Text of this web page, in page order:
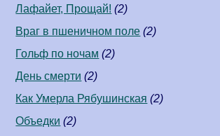
Лафайет, Прощай! (2)
Враг в пшеничном поле (2)
Гольф по ночам (2)
День смерти (2)
Как Умерла Рябушинская (2)
Объедки (2)